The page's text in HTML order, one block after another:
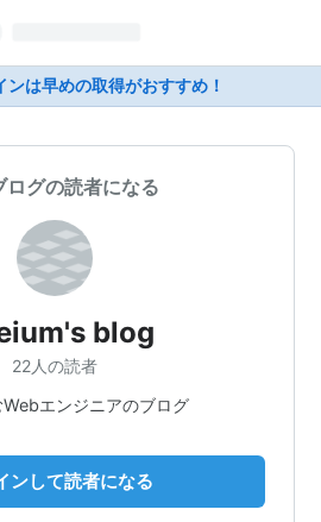
ンは早めの取得がおすすめ！
ログの読者になる
blog
22人の読者
エンジニアのブログ
ンして読者になる